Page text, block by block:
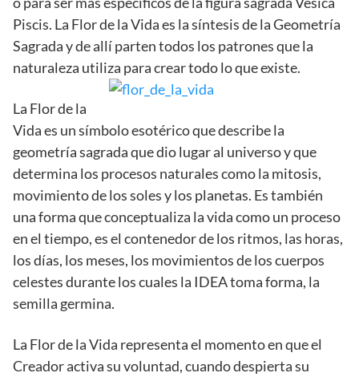
Piscis. La Flor de la Vida es la síntesis de la Geometría
Sagrada y de allí parten todos los patrones que la
naturaleza utiliza para crear todo lo que existe.
La Flor de la
Vida es un símbolo esotérico que describe la
geometría sagrada que dio lugar al universo y que
determina los procesos naturales como la mitosis,
movimiento de los soles y los planetas. Es también
una forma que conceptualiza la vida como un proceso
en el tiempo, es el contenedor de los ritmos, las horas,
los días, los meses, los movimientos de los cuerpos
celestes durante los cuales la IDEA toma forma, la
semilla germina.
La Flor de la Vida representa el momento en que el
Creador activa su voluntad, cuando despierta su